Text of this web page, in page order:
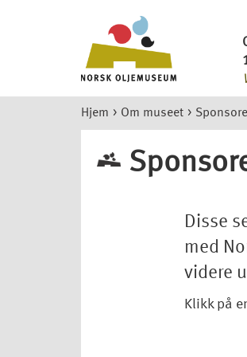
Hjem > Om museet >
Disse
med
videre
Klikk på